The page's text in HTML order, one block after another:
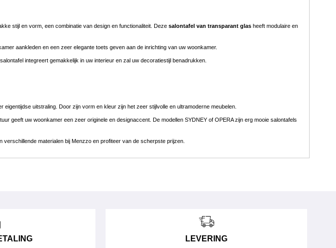
stijl en vorm, een combinatie van design en functionaliteit. Deze salontafel van transparant glas heeft modulaire en
aankleden en een zeer elegante toets geven aan de inrichting van uw woonkamer.
integreert gemakkelijk in uw interieur en zal uw decoratiestijl benadrukken.
uitstraling. Door zijn vorm en kleur zijn het zeer stijlvolle en ultramoderne meubelen.
geeft uw woonkamer een zeer originele en designaccent. De modellen SYDNEY of OPERA zijn erg mooie salontafels
materialen bij Menzzo en profiteer van de scherpste prijzen.
LEVERING